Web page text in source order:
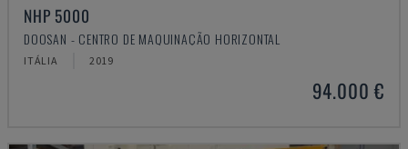
NHP 5000
DOOSAN - CENTRO DE MAQUINAÇÃO HORIZONTAL
ITÁLIA 2019
94.000 €